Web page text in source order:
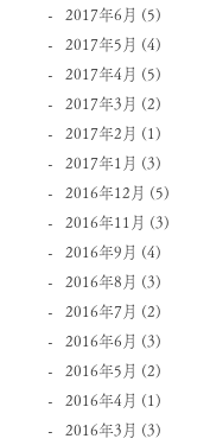
2017年6月 (5)
2017年5月 (4)
2017年4月 (5)
2017年3月 (2)
2017年2月 (1)
2017年1月 (3)
2016年12月 (5)
2016年11月 (3)
2016年9月 (4)
2016年8月 (3)
2016年7月 (2)
2016年6月 (3)
2016年5月 (2)
2016年4月 (1)
2016年3月 (3)